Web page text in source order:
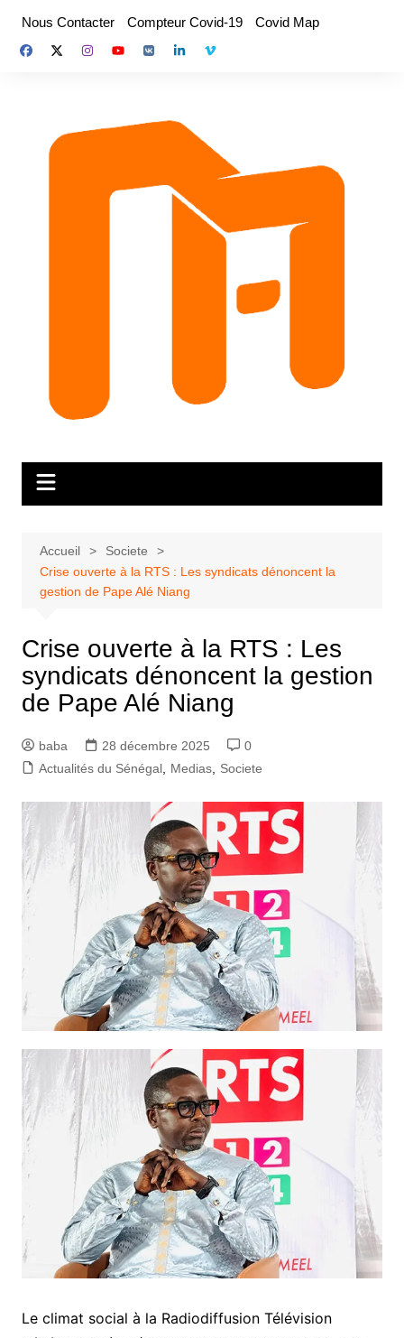
contenu
Nous Contacter Compteur Covid-19 Covid Map
Accueil
Societe
Crise ouverte à la RTS : Les syndicats dénoncent la
gestion de Pape Alé Niang
Crise ouverte à la RTS : Les
syndicats dénoncent la gestion
de Pape Alé Niang
baba 28 décembre 2025
0
Actualités du Sénégal, Medias, Societe
Le climat social à la Radiodiffusion Télévision